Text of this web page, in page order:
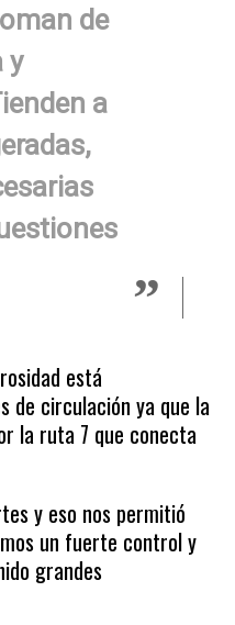
de
y
a
está
de circulación ya que la
la ruta 7 que conecta
y eso nos permitió
un fuerte control y
grandes